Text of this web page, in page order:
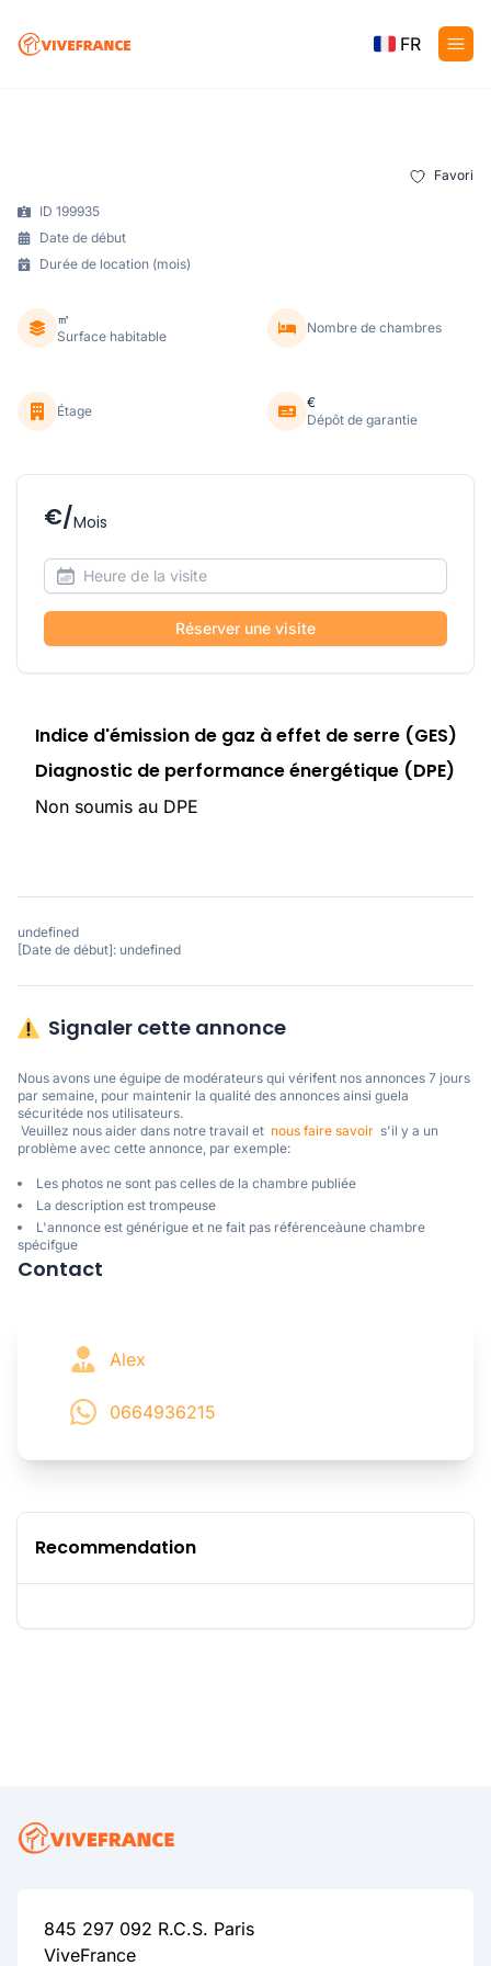
FR
Favori
ID 199935
Date de début
Durée de location (mois)
㎡
Surface habitable
Nombre de chambres
Étage
€
Dépôt de garantie
€/Mois
Réserver une visite
Indice d'émission de gaz à effet de serre (GES)
Diagnostic de performance énergétique (DPE)
Non soumis au DPE
undefined
[Date de début]: undefined
Signaler cette annonce
Nous avons une éguipe de modérateurs qui vérifent nos annonces 7 jours
par semaine, pour maintenir la qualité des annonces ainsi guela
sécuritéde nos utilisateurs.
Veuillez nous aider dans notre travail et nous faire savoir
  s'il y a un
problème avec cette annonce, par exemple:
Les photos ne sont pas celles de la chambre publiée
La description est trompeuse
L'annonce est générigue et ne fait pas référenceàune chambre
spécifgue
Contact
Alex
0664936215
Recommendation
845 297 092 R.C.S. Paris
ViveFrance